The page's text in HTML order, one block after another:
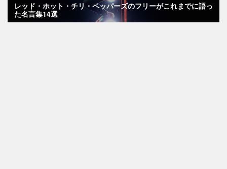
レッド・ホット・チリ・ペッパーズのフリーがこれまでに語っ
た名言集14選